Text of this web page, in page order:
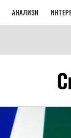
АНАЛИЗИ